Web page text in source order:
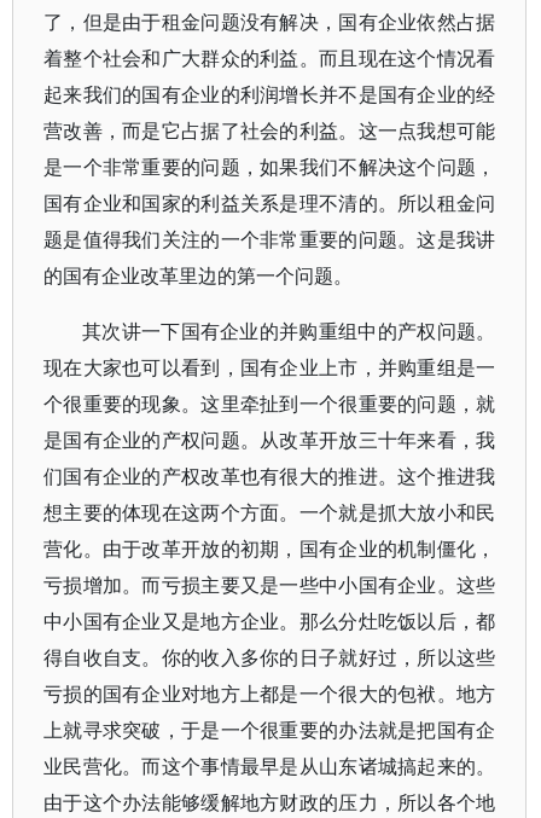
了，但是由于租金问题没有解决，国有企业依然占据
着整个社会和广大群众的利益。而且现在这个情况看
起来我们的国有企业的利润增长并不是国有企业的经
营改善，而是它占据了社会的利益。这一点我想可能
是一个非常重要的问题，如果我们不解决这个问题，
国有企业和国家的利益关系是理不清的。所以租金问
题是值得我们关注的一个非常重要的问题。这是我讲
的国有企业改革里边的第一个问题。
其次讲一下国有企业的并购重组中的产权问题。
现在大家也可以看到，国有企业上市，并购重组是一
个很重要的现象。这里牵扯到一个很重要的问题，就
是国有企业的产权问题。从改革开放三十年来看，我
们国有企业的产权改革也有很大的推进。这个推进我
想主要的体现在这两个方面。一个就是抓大放小和民
营化。由于改革开放的初期，国有企业的机制僵化，
亏损增加。而亏损主要又是一些中小国有企业。这些
中小国有企业又是地方企业。那么分灶吃饭以后，都
得自收自支。你的收入多你的日子就好过，所以这些
亏损的国有企业对地方上都是一个很大的包袱。地方
上就寻求突破，于是一个很重要的办法就是把国有企
业民营化。而这个事情最早是从山东诸城搞起来的。
由于这个办法能够缓解地方财政的压力，所以各个地